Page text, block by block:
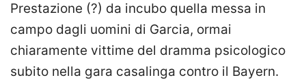
Prestazione (?) da incubo quella messa in
campo dagli uomini di Garcia, ormai
chiaramente vittime del dramma psicologico
subito nella gara casalinga contro il Bayern.